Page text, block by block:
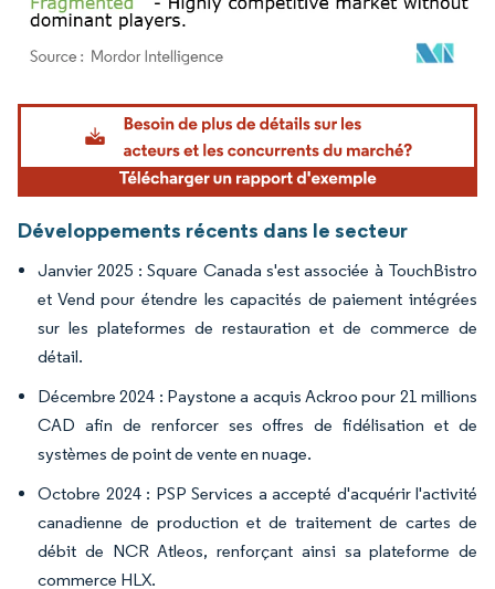
Image © Mordor Intelligence. La réutilisation nécessite une attribution sous CC BY
Développements récents dans le secteur
Janvier 2025 : Square Canada s'est associée à TouchBistro
et Vend pour étendre les capacités de paiement intégrées
sur les plateformes de restauration et de commerce de
détail.
Décembre 2024 : Paystone a acquis Ackroo pour 21 millions
CAD afin de renforcer ses offres de fidélisation et de
systèmes de point de vente en nuage.
Octobre 2024 : PSP Services a accepté d'acquérir l'activité
canadienne de production et de traitement de cartes de
débit de NCR Atleos, renforçant ainsi sa plateforme de
commerce HLX.